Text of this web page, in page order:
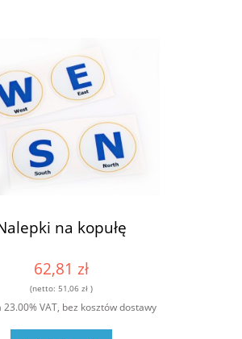
na kopułę
62,81 zł
(netto: 51,06 zł )
VAT, bez kosztów dostawy